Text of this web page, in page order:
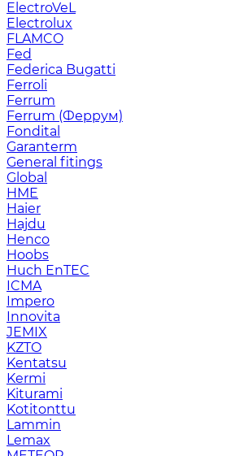
ElectroVeL
Electrolux
FLAMCO
Fed
Federica Bugatti
Ferroli
Ferrum
Ferrum (Феррум)
Fondital
Garanterm
General fitings
Global
HME
Haier
Hajdu
Henco
Hoobs
Huch EnTEC
ICMA
Impero
Innovita
JEMIX
KZTO
Kentatsu
Kermi
Kiturami
Kotitonttu
Lammin
Lemax